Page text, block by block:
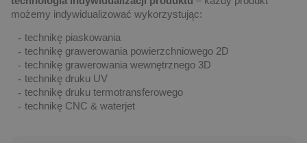
możemy indywidualizować wykorzystując:
technikę piaskowania
technikę grawerowania powierzchniowego 2D
technikę grawerowania wewnętrznego 3D
technikę druku UV
technikę druku termotransferowego
technikę CNC & waterjet